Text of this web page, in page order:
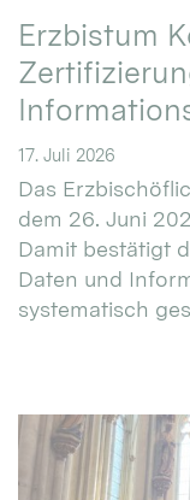
Erzbistum
17. Juli 2026
Das
dem 26. Juni
Damit bestätigt
Daten und
systematisch